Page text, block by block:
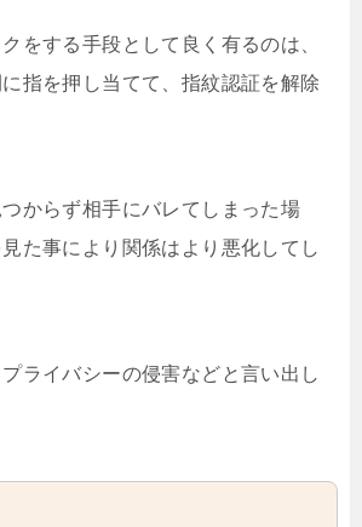
をする手段として良く有るのは、
指を押し当てて、指紋認証を解除
からず相手にバレてしまった場
た事により関係はより悪化してし
ライバシーの侵害などと言い出し